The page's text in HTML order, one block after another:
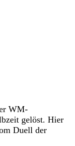
WM-
gelöst. Hier
Duell der